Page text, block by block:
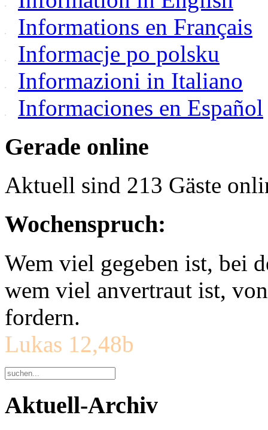
Informations en Français
Informacje po polsku
Informazioni in Italiano
Informaciones en Español
Gerade online
Aktuell sind 213 Gäste
Wochenspruch:
Wem viel gegeben ist, bei
wem viel anvertraut ist,
fordern.
Lukas 12,48b
Aktuell-Archiv